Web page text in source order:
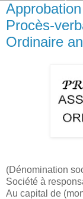
Procès-
Ordinaire
(Dénomination
Société à
Au capital de